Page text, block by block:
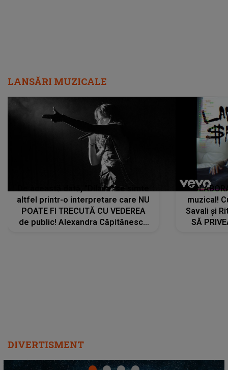
LANSĂRI MUZICALE
De această dată, "Dilaila" se simte
altfel printr-o interpretare care NU
POATE FI TRECUTĂ CU VEDEREA
de public! Alexandra Căpitănescu
muzical!
Savali și
SĂ
DIVERTISMENT